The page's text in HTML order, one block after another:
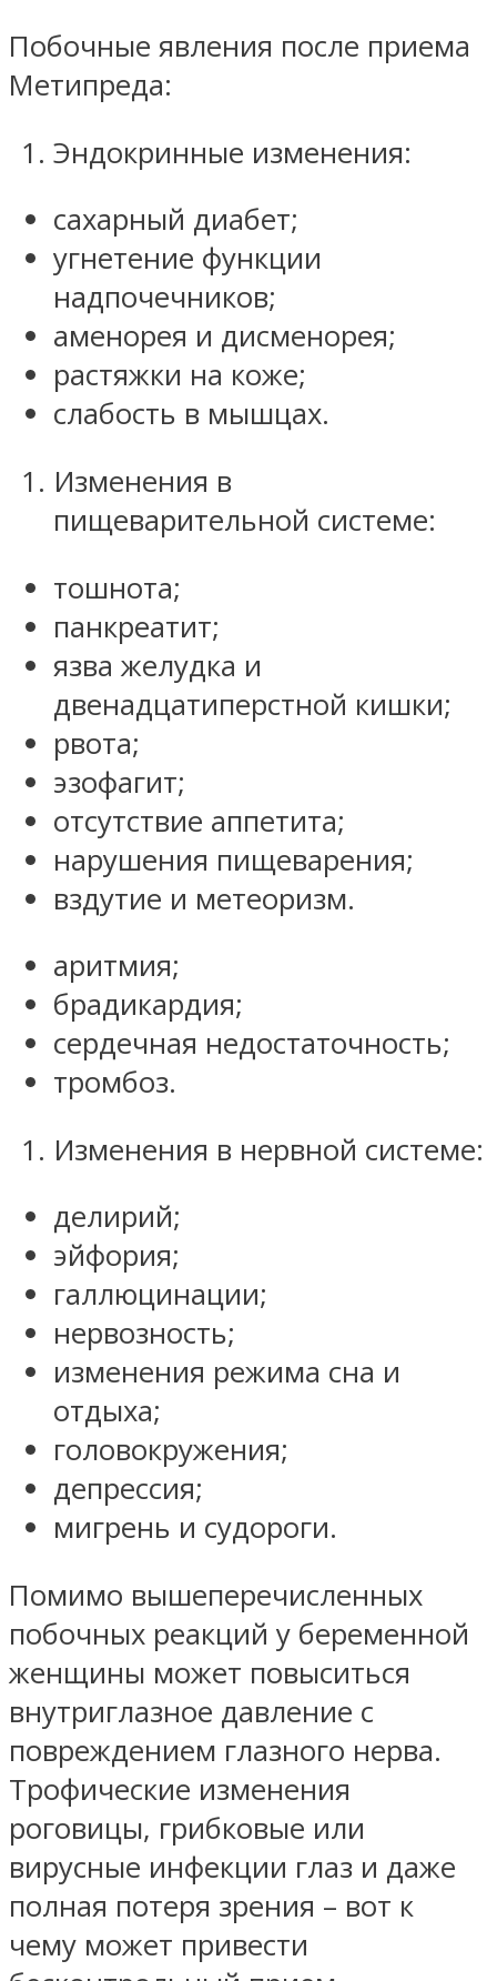
Побочные явления после приема
Метипреда:
Эндокринные изменения:
сахарный диабет;
угнетение функции
надпочечников;
аменорея и дисменорея;
растяжки на коже;
слабость в мышцах.
Изменения в
пищеварительной системе:
тошнота;
панкреатит;
язва желудка и
двенадцатиперстной кишки;
рвота;
эзофагит;
отсутствие аппетита;
нарушения пищеварения;
вздутие и метеоризм.
аритмия;
брадикардия;
сердечная недостаточность;
тромбоз.
Изменения в нервной системе:
делирий;
эйфория;
галлюцинации;
нервозность;
изменения режима сна и
отдыха;
головокружения;
депрессия;
мигрень и судороги.
Помимо вышеперечисленных
побочных реакций у беременной
женщины может повыситься
внутриглазное давление с
повреждением глазного нерва.
Трофические изменения
роговицы, грибковые или
вирусные инфекции глаз и даже
полная потеря зрения – вот к
чему может привести